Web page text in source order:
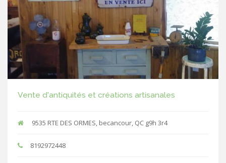
Vente d'antiquités et créations artisanales
9535 RTE DES ORMES, becancour, QC g9h 3r4
8192972448